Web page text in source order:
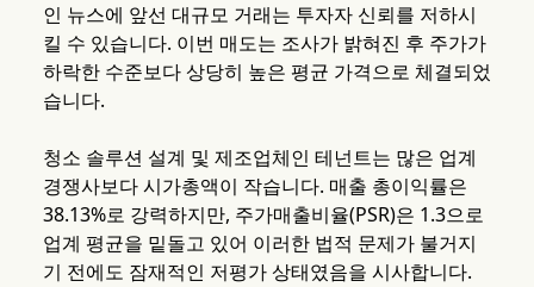
인 뉴스에 앞선 대규모 거래는 투자자 신뢰를 저하시
킬 수 있습니다. 이번 매도는 조사가 밝혀진 후 주가가
하락한 수준보다 상당히 높은 평균 가격으로 체결되었
습니다.
청소 솔루션 설계 및 제조업체인 테넌트는 많은 업계
경쟁사보다 시가총액이 작습니다. 매출 총이익률은
38.13%로 강력하지만, 주가매출비율(PSR)은 1.3으로
업계 평균을 밑돌고 있어 이러한 법적 문제가 불거지
기 전에도 잠재적인 저평가 상태였음을 시사합니다.